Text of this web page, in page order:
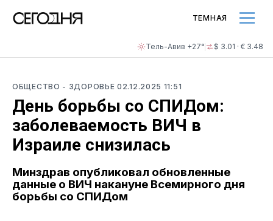
Тель-Авив +27° $ 3.01 · € 3.48
ТЕМНАЯ
ОБЩЕСТВО - ЗДОРОВЬЕ02.12.2025 11:51
День борьбы со СПИДом:
заболеваемость ВИЧ в
Израиле снизилась
Минздрав опубликовал обновленные
данные о ВИЧ накануне Всемирного дня
борьбы со СПИДом